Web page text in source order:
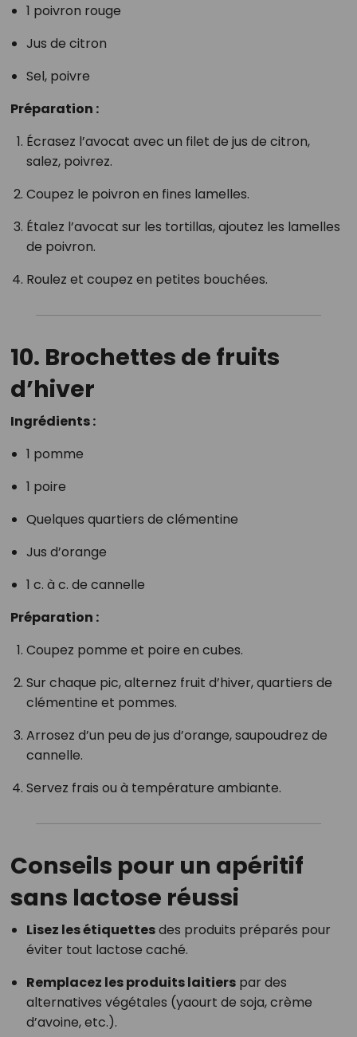
1 poivron rouge
Jus de citron
Sel, poivre
Préparation :
Écrasez l’avocat avec un filet de jus de citron,
salez, poivrez.
Coupez le poivron en fines lamelles.
Étalez l’avocat sur les tortillas, ajoutez les lamelles
de poivron.
Roulez et coupez en petites bouchées.
10. Brochettes de fruits
d’hiver
Ingrédients :
1 pomme
1 poire
Quelques quartiers de clémentine
Jus d’orange
1 c. à c. de cannelle
Préparation :
Coupez pomme et poire en cubes.
Sur chaque pic, alternez fruit d’hiver, quartiers de
clémentine et pommes.
Arrosez d’un peu de jus d’orange, saupoudrez de
cannelle.
Servez frais ou à température ambiante.
Conseils pour un apéritif
sans lactose réussi
Lisez les étiquettesdes produits préparés pour
éviter tout lactose caché.
Remplacez les produits laitierspar des
alternatives végétales (yaourt de soja, crème
d’avoine, etc.).